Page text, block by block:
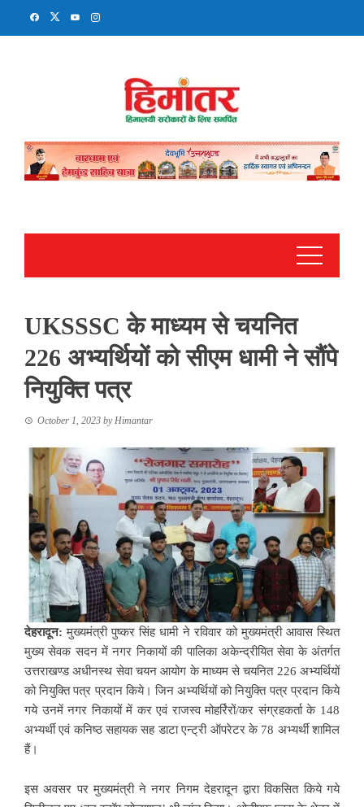
UKSSSC के माध्यम से चयनित
226 अभ्यर्थियों को सीएम धामी ने सौंपे
नियुक्ति पत्र
October 1, 2023 byHimantar
देहरादून: मुख्यमंत्री पुष्कर सिंह धामी ने रविवार को मुख्यमंत्री आवास स्थित
मुख्य सेवक सदन में नगर निकायों की पालिका अकेन्द्रीयित सेवा के अंतर्गत
उत्तराखण्ड अधीनस्थ सेवा चयन आयोग के माध्यम से चयनित 226 अभ्यर्थियों
को नियुक्ति पत्र प्रदान किये। जिन अभ्यर्थियों को नियुक्ति पत्र प्रदान किये
गये उनमें नगर निकायों में कर एवं राजस्व मोहर्रिरों/कर संग्रहकर्ता के 148
अभ्यर्थी एवं कनिष्ठ सहायक सह डाटा एन्ट्री ऑपरेटर के 78 अभ्यर्थी शामिल
हैं।
इस अवसर पर मुख्यमंत्री ने नगर निगम देहरादून द्वारा विकसित किये गये